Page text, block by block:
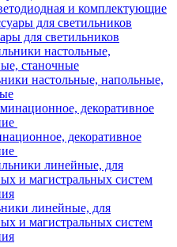
и комплектующие
для светильников
настольные, напольные,
декоративное
линейные, для
и магистральных систем